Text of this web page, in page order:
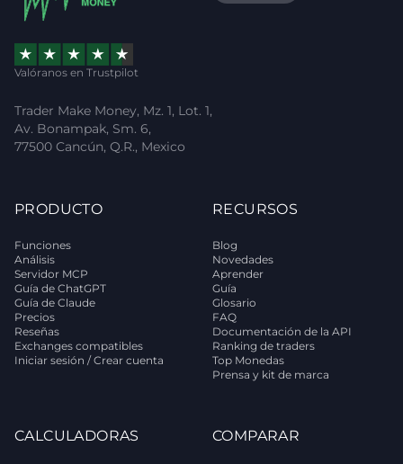
Valóranos en Trustpilot
Trader Make Money, Mz. 1, Lot. 1,
Av. Bonampak, Sm. 6,
77500 Cancún, Q.R., Mexico
PRODUCTO
Funciones
Análisis
Servidor MCP
Guía de ChatGPT
Guía de Claude
Precios
Reseñas
Exchanges compatibles
Iniciar sesión / Crear cuenta
RECURSOS
Blog
Novedades
Aprender
Guía
Glosario
FAQ
Documentación de la API
Ranking de traders
Top Monedas
Prensa y kit de marca
CALCULADORAS COMPARAR